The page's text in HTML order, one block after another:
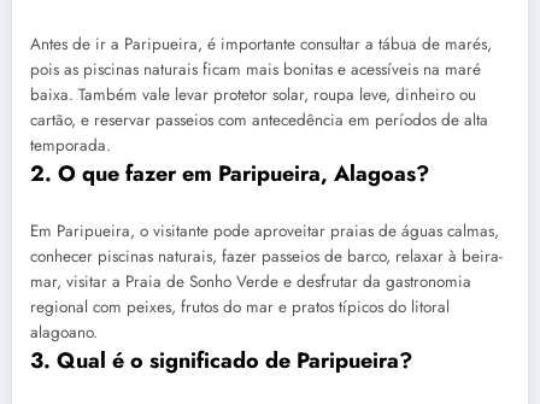
Antes de ir a Paripueira, é importante consultar a tábua de marés,
pois as piscinas naturais ficam mais bonitas e acessíveis na maré
baixa. Também vale levar protetor solar, roupa leve, dinheiro ou
cartão, e reservar passeios com antecedência em períodos de alta
temporada.
2. O que fazer em Paripueira, Alagoas?
Em Paripueira, o visitante pode aproveitar praias de águas calmas,
conhecer piscinas naturais, fazer passeios de barco, relaxar à beira-
mar, visitar a Praia de Sonho Verde e desfrutar da gastronomia
regional com peixes, frutos do mar e pratos típicos do litoral
alagoano.
3. Qual é o significado de Paripueira?